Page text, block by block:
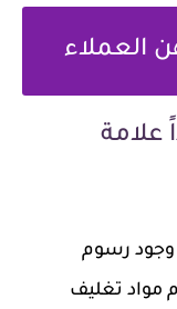
العملاء
وجود رسوم
مواد تغليف